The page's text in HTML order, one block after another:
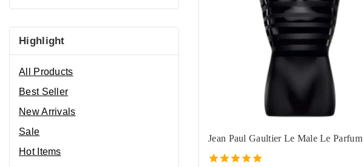
Jean Paul Gaultier Le Male Le Parfum
Highlight
All Products
Best Seller
New Arrivals
Sale
Hot Items